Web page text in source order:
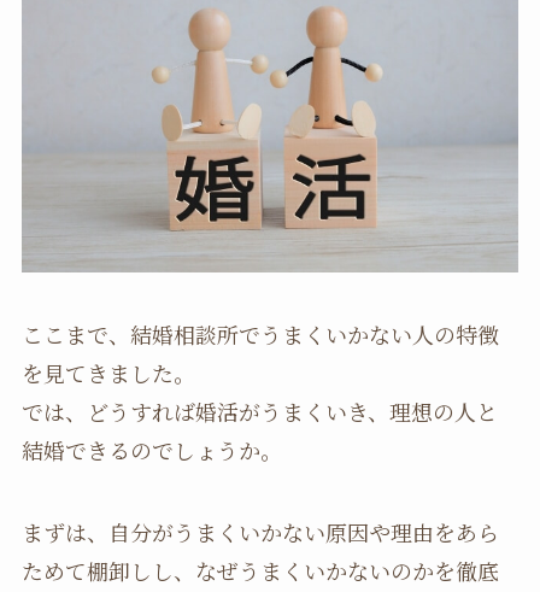
ここまで、結婚相談所でうまくいかない人の特徴
を見てきました。
では、どうすれば婚活がうまくいき、理想の人と
結婚できるのでしょうか。
まずは、自分がうまくいかない原因や理由をあら
ためて棚卸しし、なぜうまくいかないのかを徹底